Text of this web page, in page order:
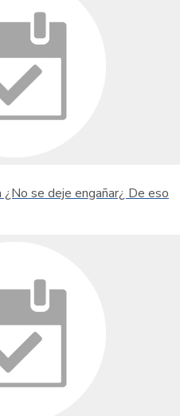
¿No se deje engañar¿ De eso